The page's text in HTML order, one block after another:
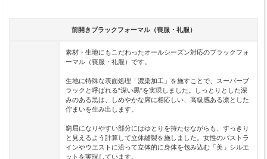
前開きブラックフォーマル（喪服・礼服）
素材・生地にもこだわったオールシーズン対応のブラックフォ
ーマル（喪服・礼服）です。
生地に特殊な表面処理「濃染加工」を施すことで、スーパーブ
ラックと呼ばれる“深い黒”を実現しました。しっとりとした深
みのある黒は、しめやかな席に相応しい、高級感ある凛とした
佇まいを生み出します。
窮屈になりやすい部分にはゆとりを持たせながらも、すっきり
と見えるよう計算して立体縫製を施しました。女性のバストラ
インやウエストに沿って立体的に身体を包み込む「美」シルエ
ットを実現しています。